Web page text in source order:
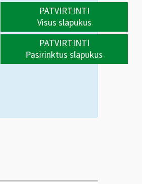
PATVIRTINTI
Visus slapukus
PATVIRTINTI
Pasirinktus slapukus